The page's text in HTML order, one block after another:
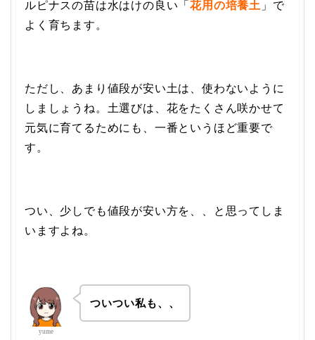
ルピナスの苗は水はけの良い「花用の培養土 」で
よく育ちます。
ただし、あまり値段が安い土は、使わないように
しましょうね。土選びは、花をたくさん咲かせて
元気に育てるためにも、一番というほど重要で
す。
つい、少しでも値段が安い方を、、と思ってしま
いますよね。
yume
ついつい私も、、